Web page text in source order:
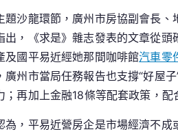
題沙龍環節，廣州市房協副會長
出，《求是》雜志發表的文章從
及國平易近經她那間咖啡館汽車零
廣州市當局任務報告也支撐“好屋
；再加上金融18條等配套政策，配
為，平易近營房企是市場經濟不